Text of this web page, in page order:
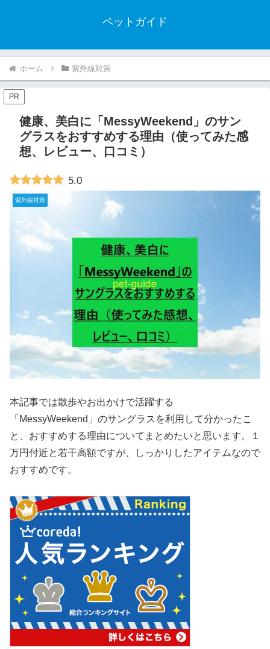
ペットガイド
ホーム 紫外線対策
PR
健康、美白に「MessyWeekend」のサン
グラスをおすすめする理由（使ってみた感
想、レビュー、口コミ）
5.0
紫外線対策
本記事では散歩やお出かけで活躍する
「MessyWeekend」のサングラスを利用して分かったこ
と、おすすめする理由についてまとめたいと思います。１
万円付近と若干高額ですが、しっかりしたアイテムなので
おすすめです。